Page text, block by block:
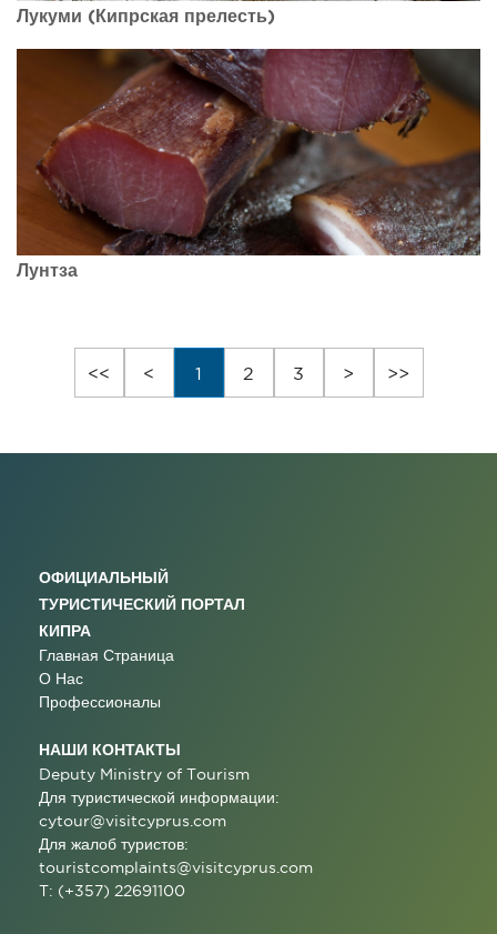
Лукуми (Кипрская прелесть)
Лунтза
<< < 1 2 3 > >>
ОФИЦИАЛЬНЫЙ
ТУРИСТИЧЕСКИЙ ПОРТАЛ
КИПРА
Главная Страница
О Нас
Профессионалы
НАШИ КОНТАКТЫ
Deputy Ministry of Tourism
Для туристической информации:
cytour@visitcyprus.com
Для жалоб туристов:
touristcomplaints@visitcyprus.com
T: (+357) 22691100